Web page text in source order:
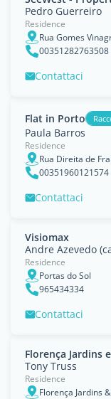
Pedro Guerreiro
Residence
Rua Gomes
00351282763508
Contattaci
Flat in Porto
Paula Barros
Residence
Rua Direita de
00351960121574
Contattaci
Visiomax
Andre Azevedo
Residence
Portas do Sol
965434334
Contattaci
Florença Jardins
Tony Truss
Residence